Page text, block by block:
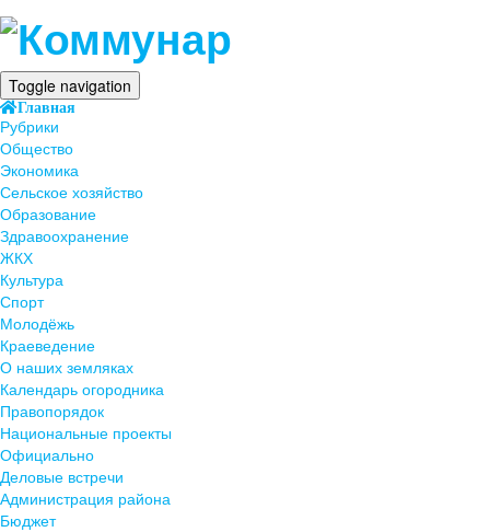
Toggle navigation
Главная
Рубрики
Общество
Экономика
Сельское хозяйство
Образование
Здравоохранение
ЖКХ
Культура
Спорт
Молодёжь
Краеведение
О наших земляках
Календарь огородника
Правопорядок
Национальные проекты
Официально
Деловые встречи
Администрация района
Бюджет